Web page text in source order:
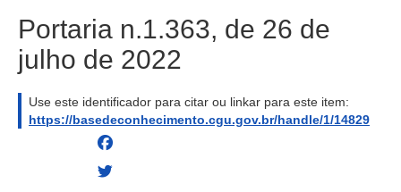
Portaria n.1.363, de 26 de
julho de 2022
Use este identificador para citar ou linkar para este item:
https://basedeconhecimento.cgu.gov.br/handle/1/14829